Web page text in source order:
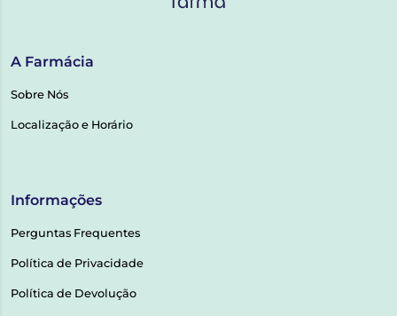
A Farmácia
Sobre Nós
Localização e Horário
Informações
Perguntas Frequentes
Política de Privacidade
Política de Devolução